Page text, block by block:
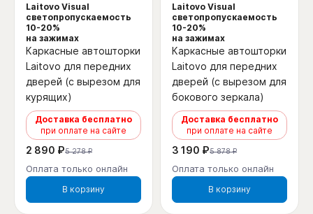
Laitovo Visual
светопропускаемость
10-20%
на зажимах
Каркасные автошторки
Laitovo для передних
дверей (с вырезом для
курящих)
Доставка бесплатно
при оплате на сайте
2 890 ₽5 278 ₽
Оплата только онлайн
В корзину
Laitovo Visual
светопропускаемость
10-20%
на зажимах
Каркасные автошторки
Laitovo для передних
дверей (с вырезом для
бокового зеркала)
Доставка бесплатно
при оплате на сайте
3 190 ₽5 878 ₽
Оплата только онлайн
В корзину